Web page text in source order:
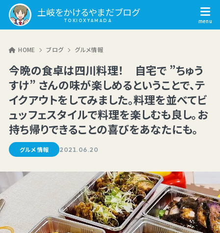
土岐をかけるやまだブログ
HOME ブログ グルメ情報
今晩の食卓は四川料理！ 自宅で ”ちゅう
すけ” さんの味が楽しめるということで、テ
イクアウトをしてみました。料理を並べてビ
ュッフェスタイルで料理を楽しむも良し。お
持ち帰りできることの喜びをあなたにも。
2021.06.20
グルメ情報